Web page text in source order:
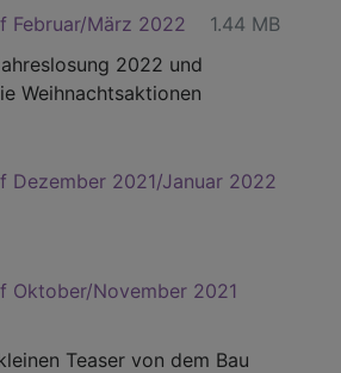
Februar/März 2022
1.44 MB
2022 und
Weihnachtsaktionen
Dezember 2021/Januar 2022
Oktober/November 2021
Teaser von dem Bau